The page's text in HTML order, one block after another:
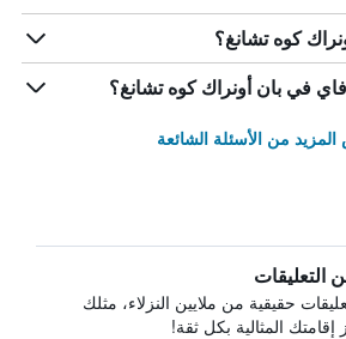
كوه تشانغ؟
في بان أونراك كوه تشانغ؟
من الأسئلة الشائعة
التعليقات
حقيقية من ملايين النزلاء، مثلك
إقامتك المثالية بكل ثقة!